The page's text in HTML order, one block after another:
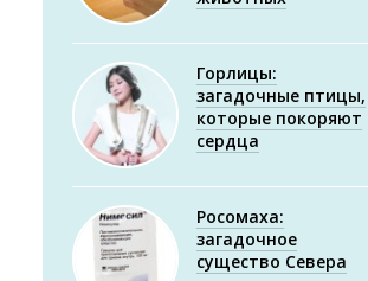
Горлицы:
загадочные птицы,
которые покоряют
сердца
Росомаха:
загадочное
существо Севера